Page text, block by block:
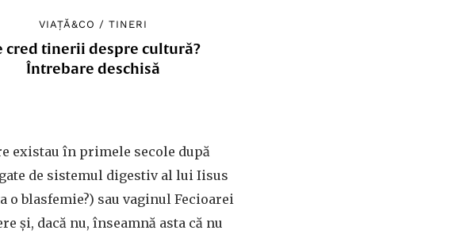
VIAȚĂ&CO /TINERI
cred tinerii despre cultură?
Întrebare deschisă
existau în primele secole după
de sistemul digestiv al lui Iisus
o blasfemie?) sau vaginul Fecioarei
și, dacă nu, înseamnă asta că nu